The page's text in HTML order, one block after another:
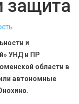
защита
и
УНД и ПР
области в
автономные